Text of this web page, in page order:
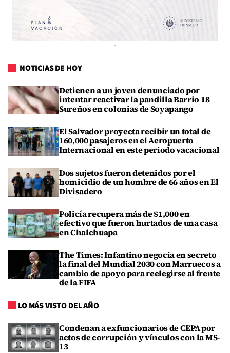
NOTICIAS DE HOY
Detienen a un joven denunciado por
intentar reactivar la pandilla Barrio 18
Sureños en colonias de Soyapango
El Salvador proyecta recibir un total de
160,000 pasajeros en el Aeropuerto
Internacional en este periodo vacacional
Dos sujetos fueron detenidos por el
homicidio de un hombre de 66 años en El
Divisadero
Policía recupera más de $1,000 en
efectivo que fueron hurtados de una casa
en Chalchuapa
The Times: Infantino negocia en secreto
la final del Mundial 2030 con Marruecos a
cambio de apoyo para reelegirse al frente
de la FIFA
LO MÁS VISTO DEL AÑO
Condenan a exfuncionarios de CEPA por
actos de corrupción y vínculos con la MS-
13